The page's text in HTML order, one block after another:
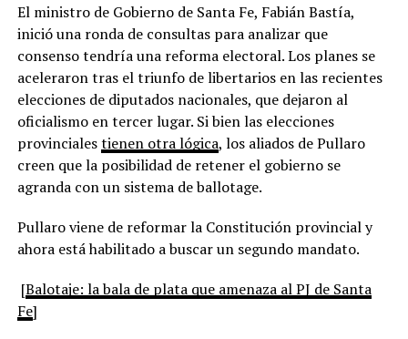
El ministro de Gobierno de Santa Fe, Fabián Bastía,
inició una ronda de consultas para analizar que
consenso tendría una reforma electoral. Los planes se
aceleraron tras el triunfo de libertarios en las recientes
elecciones de diputados nacionales, que dejaron al
oficialismo en tercer lugar. Si bien las elecciones
provincialestienen otra lógica, los aliados de Pullaro
creen que la posibilidad de retener el gobierno se
agranda con un sistema de ballotage.
Pullaro viene de reformar la Constitución provincial y
ahora está habilitado a buscar un segundo mandato.
[Balotaje: la bala de plata que amenaza al PJ de Santa
Fe]